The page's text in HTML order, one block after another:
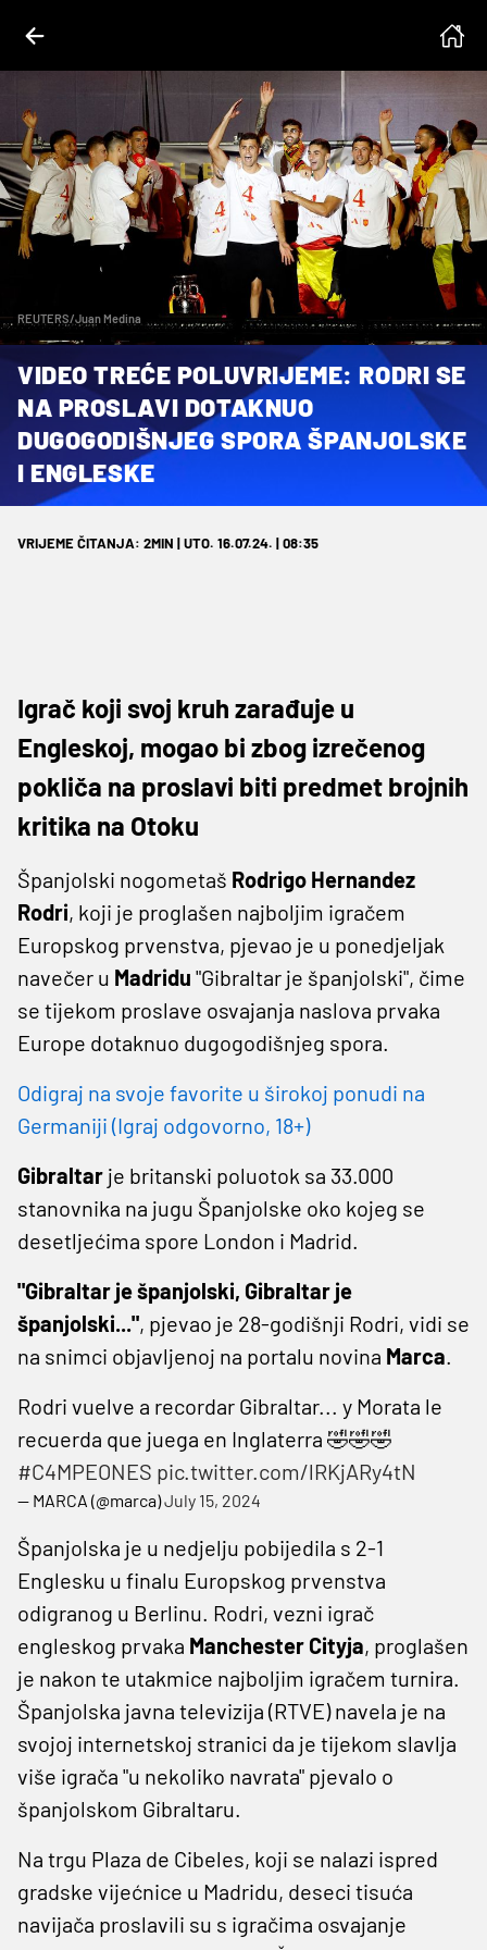
REUTERS/Juan Medina
VIDEO TREĆE POLUVRIJEME: RODRI SE
NA PROSLAVI DOTAKNUO
DUGOGODIŠNJEG SPORA ŠPANJOLSKE
I ENGLESKE
VRIJEME ČITANJA: 2MIN | UTO. 16.07.24. | 08:35
Igrač koji svoj kruh zarađuje u
Engleskoj, mogao bi zbog izrečenog
pokliča na proslavi biti predmet brojnih
kritika na Otoku
Španjolski nogometaš Rodrigo Hernandez
Rodri, koji je proglašen najboljim igračem
Europskog prvenstva, pjevao je u ponedjeljak
navečer u Madridu "Gibraltar je španjolski", čime
se tijekom proslave osvajanja naslova prvaka
Europe dotaknuo dugogodišnjeg spora.
Odigraj na svoje favorite u širokoj ponudi na
Germaniji (Igraj odgovorno, 18+)
Gibraltar je britanski poluotok sa 33.000
stanovnika na jugu Španjolske oko kojeg se
desetljećima spore London i Madrid.
"Gibraltar je španjolski, Gibraltar je
španjolski...", pjevao je 28-godišnji Rodri, vidi se
na snimci objavljenoj na portalu novina Marca.
Rodri vuelve a recordar Gibraltar... y Morata le
recuerda que juega en Inglaterra 🤣🤣🤣
#C4MPEONES pic.twitter.com/lRKjARy4tN
— MARCA (@marca)July 15, 2024
Španjolska je u nedjelju pobijedila s 2-1
Englesku u finalu Europskog prvenstva
odigranog u Berlinu. Rodri, vezni igrač
engleskog prvaka Manchester Cityja, proglašen
je nakon te utakmice najboljim igračem turnira.
Španjolska javna televizija (RTVE) navela je na
svojoj internetskoj stranici da je tijekom slavlja
više igrača "u nekoliko navrata" pjevalo o
španjolskom Gibraltaru.
Na trgu Plaza de Cibeles, koji se nalazi ispred
gradske vijećnice u Madridu, deseci tisuća
navijača proslavili su s igračima osvajanje